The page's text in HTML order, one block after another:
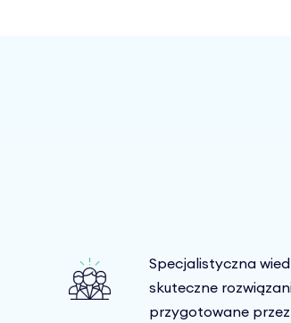
Specjalistyczna
skuteczne
przygotowane